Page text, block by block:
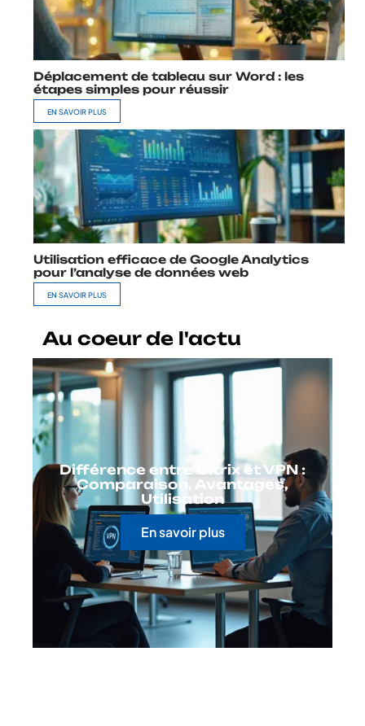
Déplacement de tableau sur Word : les
étapes simples pour réussir
EN SAVOIR PLUS
Utilisation efficace de Google Analytics
pour l’analyse de données web
EN SAVOIR PLUS
Au coeur de l'actu
Différence entre Citrix et VPN :
Comparaison, Avantages,
Utilisation
En savoir plus